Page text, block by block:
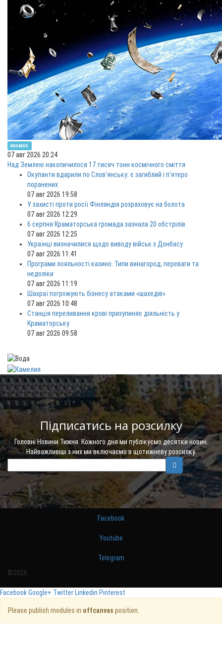
космос
07 авг 2026 20:24
Над Землею накопичилося 17 тисяч тонн космічного сміття
Окупанти вдарили по Слов'янську: є загиблий і п'ятеро
поранених
07 авг 2026 19:58
У захисті проти росії Фінляндія розраховує на болота
07 авг 2026 12:29
6 серпня Краматорська громада зазнала 20 обстрілів
07 авг 2026 12:25
Українці визначилися щодо виводу військ з Донбасу
07 авг 2026 11:41
Програми лояльності казино. Типи винагород, переваги та
недоліки
07 авг 2026 11:19
Шахраї погрожують бізнесу атаками «шахедів»
07 авг 2026 10:48
Станція переливання крові призупиняє діяльність у
Краматорську
07 авг 2026 09:58
Підписатись на розсилку
Головні Новини Тижня. Кожного дня ми публікуємо десятки новин.
Найважливіші з них ми включаємо в щотижневу розсилку.
Facebook
Youtube
Telegram
©2026
FacebookGoogle+ TwitterLinkedin Pinterest
Please publish modules in offcanvas position.